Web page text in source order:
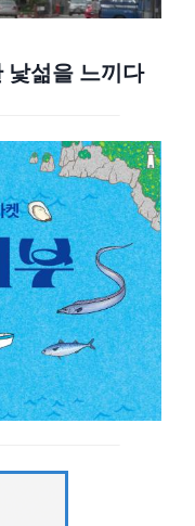
낯섦을 느끼다